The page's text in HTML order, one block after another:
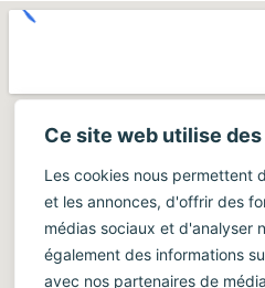
Ce site web utilise
Les cookies nous permettent
et les annonces, d'offrir des
médias sociaux et d'analyser
également des informations
avec nos partenaires de